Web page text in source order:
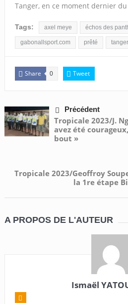
Tanger, en ce moment dernier
Tags: axel meye échos des
gabonallsport.com prêté tanger
Share 0 Tweet
Précédent
Tropicale 2023/J.
avez été
bout »
Tropicale 2023/Geoffroy
la 1re étape
A PROPOS DE L'AUTEUR
Ismaël